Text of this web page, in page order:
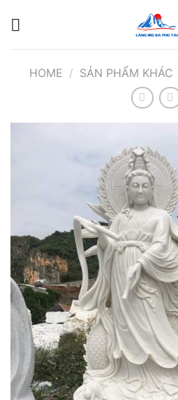
HOME / SẢN PHẨM KHÁC